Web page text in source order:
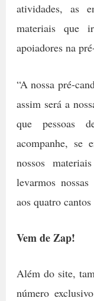
atividades, as
materiais que
apoiadores na
“A nossa pré-
assim será a
que pessoas
acompanhe, se
nossos
levarmos
aos quatro
Vem de Zap!
Além do site,
número